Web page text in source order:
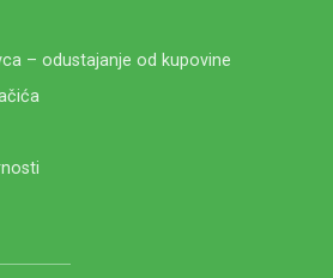
– odustajanje od kupovine